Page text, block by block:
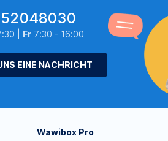
| Fr7:30 - 16:00
EINE NACHRICHT
Wawibox Pro